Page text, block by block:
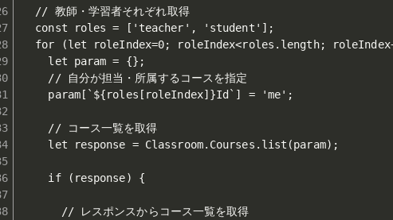
  // 教師・学習者それぞれ取得
  const roles = ['teacher', 'student'];
for (let roleIndex=0; roleIndex<roles.length;
    let param = {};
    // 自分が担当・所属するコースを指定
    param[`${roles[roleIndex]}Id`] = 'me';
    // コース一覧を取得
    let response = Classroom.Courses.list(param);
    if (response) {
      // レスポンスからコース一覧を取得